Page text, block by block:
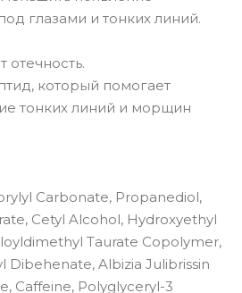
глазами и тонких линий.
который помогает
тонких линий и морщин
Carbonate, Propanediol,
Cetyl Alcohol, Hydroxyethyl
Taurate Copolymer,
Dibehenate, Albizia Julibrissin
Caffeine, Polyglyceryl-3